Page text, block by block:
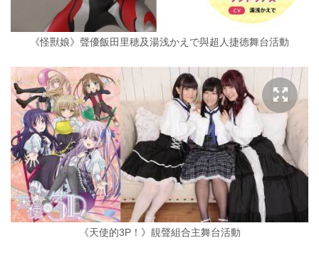
《怪獸娘》聲優飯田里穂及湯浅かえで與超人捷德舞台活動
《天使的3P！》靚聲組合主舞台活動